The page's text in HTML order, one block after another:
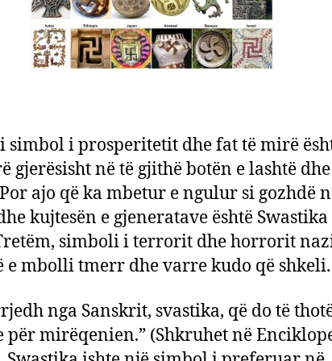
simbol i prosperitetit dhe fat të mirë
gjerësisht në të gjithë botën e lashtë dhe
ajo që ka mbetur e ngulur si gozhdë
kujtesën e gjeneratave është Swastika
simboli i terrorit dhe horrorit
e mbolli tmerr dhe varre kudo që shkeli.
nga Sanskrit, svastika, që do të
për mirëqenien.” (Shkruhet në